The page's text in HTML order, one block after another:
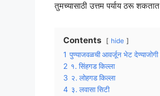
तुमच्यासाठी उत्तम पर्याय ठरू
Contents hide
1 पुण्याजवळची आवर्जून भेट देण्याजोगी
2 १. सिंहगड किल्ला
3 २. लोहगड किल्ला
4 ३. लवासा सिटी